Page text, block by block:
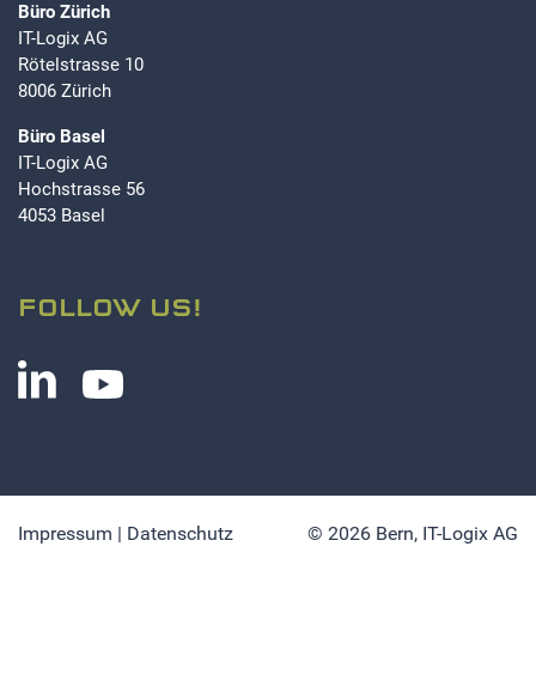
Büro Zürich
IT-Logix AG
Rötelstrasse 10
8006 Zürich
Büro Basel
IT-Logix AG
Hochstrasse 56
4053 Basel
FOLLOW US!
Impressum | Datenschutz © 2026 Bern, IT-Logix AG